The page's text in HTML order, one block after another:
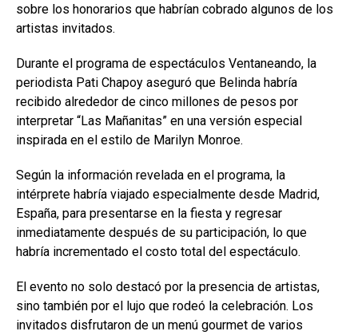
sobre los honorarios que habrían cobrado algunos de los
artistas invitados.
Durante el programa de espectáculos Ventaneando, la
periodista Pati Chapoy aseguró que Belinda habría
recibido alrededor de cinco millones de pesos por
interpretar “Las Mañanitas” en una versión especial
inspirada en el estilo de Marilyn Monroe.
Según la información revelada en el programa, la
intérprete habría viajado especialmente desde Madrid,
España, para presentarse en la fiesta y regresar
inmediatamente después de su participación, lo que
habría incrementado el costo total del espectáculo.
El evento no solo destacó por la presencia de artistas,
sino también por el lujo que rodeó la celebración. Los
invitados disfrutaron de un menú gourmet de varios